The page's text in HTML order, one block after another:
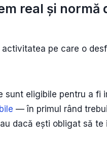
real și
pe care o
sunt eligibile pentru a
— în primul rând
dacă ești obligat să te